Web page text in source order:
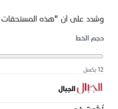
وشدد على أن "هذه المستحقات
حجم الخط
12 بكسل
الجبال